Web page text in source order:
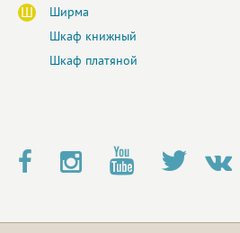
Ш
Ширма
Шкаф книжный
Шкаф платяной